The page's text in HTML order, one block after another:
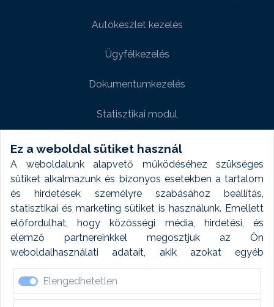
Ez a weboldal sütiket használ
A weboldalunk alapvető működéséhez szükséges
sütiket alkalmazunk és bizonyos esetekben a tartalom
és hirdetések személyre szabásához beállítás,
statisztikai és marketing sütiket is használunk. Emellett
előfordulhat, hogy közösségi média, hirdetési, és
elemző partnereinkkel megosztjuk az Ön
weboldalhasználati adatait, akik azokat egyéb
forrásokból gyűjtött adatokkal kombinálhatják. A sütik
elfogadásával kapcsolatosan naplózást végzünk és
ezen adatokat 6 hónap után automatikusan töröljük. A
Elengedhetetlen
Autókészlet kezelés
Ügyfélkezelés
Dokumentumkezelés
Statisztikai modul
Weboldal modul
Fényképtár extra modul
Autómosó modul
Feladatütemezés